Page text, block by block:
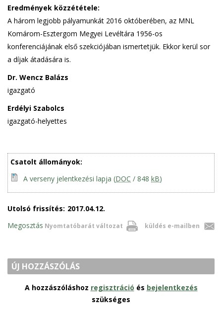
e
-
m
a
i
l
Eredmények közzététele:
A három legjobb pályamunkát 2016 októberében, az MNL
Komárom-Esztergom Megyei Levéltára 1956-os
konferenciájának első szekciójában ismertetjük. Ekkor kerül sor
a díjak átadására is.
Dr. Wencz Balázs
igazgató
Erdélyi Szabolcs
igazgató-helyettes
Csatolt állományok:
A verseny jelentkezési lapja (DOC / 848 kB)
Utolsó frissítés: 2017.04.12.
Nyomtatóbarát változat küldés e-mailben
Megosztás
ÚJ HOZZÁSZÓLÁS
A hozzászóláshoz regisztráció és bejelentkezés
szükséges